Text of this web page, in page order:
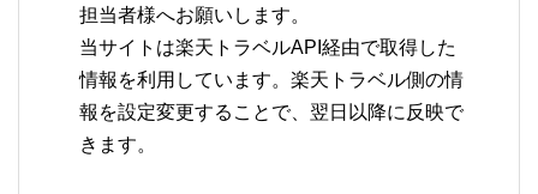
担当者様へお願いします。
当サイトは楽天トラベルAPI経由で取得した
情報を利用しています。楽天トラベル側の情
報を設定変更することで、翌日以降に反映で
きます。